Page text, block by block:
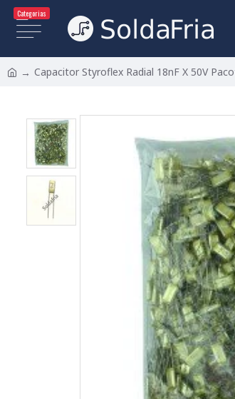
Categorias
Capacitor Styroflex Radial 18nF X 50V